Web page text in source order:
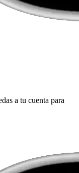
a tu cuenta para